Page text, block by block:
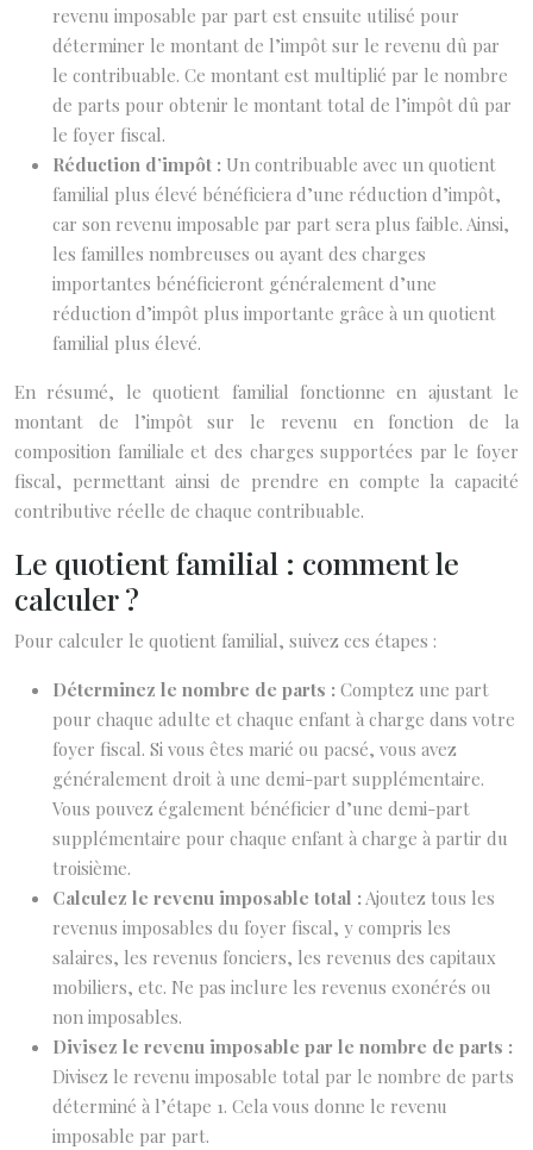
revenu imposable par part est ensuite utilisé pour
déterminer le montant de l’impôt sur le revenu dû par
le contribuable. Ce montant est multiplié par le nombre
de parts pour obtenir le montant total de l’impôt dû par
le foyer fiscal.
Réduction d’impôt : Un contribuable avec un quotient
familial plus élevé bénéficiera d’une réduction d’impôt,
car son revenu imposable par part sera plus faible. Ainsi,
les familles nombreuses ou ayant des charges
importantes bénéficieront généralement d’une
réduction d’impôt plus importante grâce à un quotient
familial plus élevé.
En résumé, le quotient familial fonctionne en ajustant le
montant de l’impôt sur le revenu en fonction de la
composition familiale et des charges supportées par le foyer
fiscal, permettant ainsi de prendre en compte la capacité
contributive réelle de chaque contribuable.
Le quotient familial : comment le
calculer ?
Pour calculer le quotient familial, suivez ces étapes :
Déterminez le nombre de parts : Comptez une part
pour chaque adulte et chaque enfant à charge dans votre
foyer fiscal. Si vous êtes marié ou pacsé, vous avez
généralement droit à une demi-part supplémentaire.
Vous pouvez également bénéficier d’une demi-part
supplémentaire pour chaque enfant à charge à partir du
troisième.
Calculez le revenu imposable total : Ajoutez tous les
revenus imposables du foyer fiscal, y compris les
salaires, les revenus fonciers, les revenus des capitaux
mobiliers, etc. Ne pas inclure les revenus exonérés ou
non imposables.
Divisez le revenu imposable par le nombre de parts :
Divisez le revenu imposable total par le nombre de parts
déterminé à l’étape 1. Cela vous donne le revenu
imposable par part.